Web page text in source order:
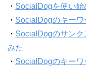
・ SocialDogを使い始
・ SocialDogのキー
・ SocialDogのサン
みた
・ SocialDogのキー